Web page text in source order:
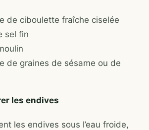
de ciboulette fraîche ciselée
sel fin
de graines de sésame ou de
les endives
les endives sous l’eau froide,